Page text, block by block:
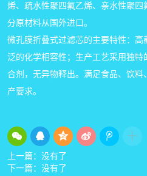
烯、疏水性聚四氟乙烯、亲水性聚
分原材料从国外进口。
微孔膜折叠式过滤芯的主要特性：
泛的化学相容性；生产工艺采用独
合剂，无异物释出。满足食品、饮
产要求。
上一篇：没有了
下一篇：没有了